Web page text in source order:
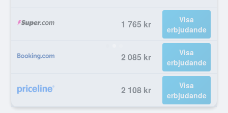
1 765 kr
Visa
erbjudande
2 085 kr
Visa
erbjudande
2 108 kr
Visa
erbjudande